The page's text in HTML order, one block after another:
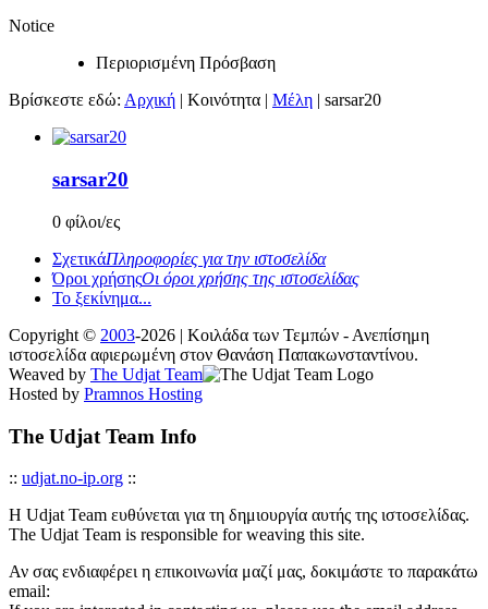
Notice
Περιορισμένη Πρόσβαση
Βρίσκεστε εδώ: Αρχική | Κοινότητα | Μέλη | sarsar20
sarsar20
0 φίλοι/ες
ΣχετικάΠληροφορίες για την ιστοσελίδα
Όροι χρήσηςΟι όροι χρήσης της ιστοσελίδας
Το ξεκίνημα...
Copyright © 2003-2026 | Κοιλάδα των Τεμπών - Ανεπίσημη
ιστοσελίδα αφιερωμένη στον Θανάση Παπακωνσταντίνου.
Weaved by The Udjat Team
Hosted by Pramnos Hosting
The Udjat Team Info
:: udjat.no-ip.org ::
Η Udjat Team ευθύνεται για τη δημιουργία αυτής της ιστοσελίδας.
The Udjat Team is responsible for weaving this site.
Αν σας ενδιαφέρει η επικοινωνία μαζί μας, δοκιμάστε το παρακάτω
email: